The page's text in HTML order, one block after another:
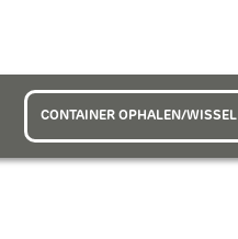
CONTAINER OPHALEN/WISSEL